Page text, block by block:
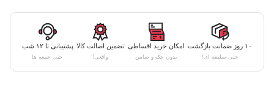
۱۰ روز ضمانت بازگشت
حتی سلیقه ای!
امکان خرید اقساطی
بدون چک و ضامن
تضمین اصالت کالا
واقعی!
پشتیبانی تا ۱۲ شب
حتی جمعه ها